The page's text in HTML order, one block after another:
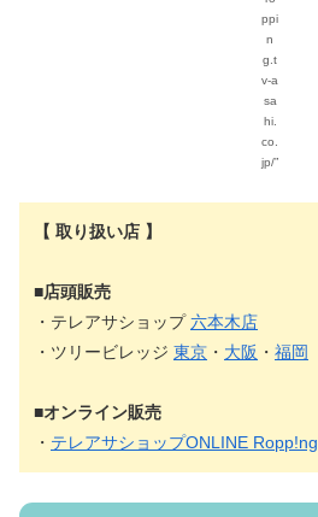
ppi
n
g.t
v-a
sa
hi.
co.
jp/”
【 取り扱い店 】
■店頭販売
・テレアサショップ六本木店
・ツリービレッジ 東京 ・ 大阪 ・ 福岡
■オンライン販売
・ テレアサショップONLINE Ropp!ng